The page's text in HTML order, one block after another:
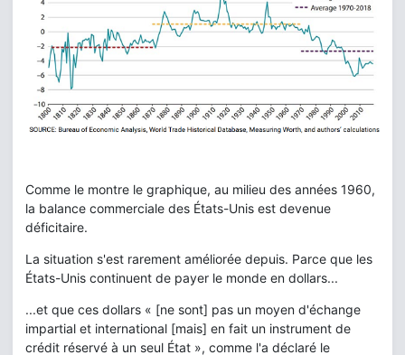
Comme le montre le graphique, au milieu des années 1960,
la balance commerciale des États-Unis est devenue
déficitaire.
La situation s'est rarement améliorée depuis. Parce que les
États-Unis continuent de payer le monde en dollars...
...et que ces dollars « [ne sont] pas un moyen d'échange
impartial et international [mais] en fait un instrument de
crédit réservé à un seul État », comme l'a déclaré le